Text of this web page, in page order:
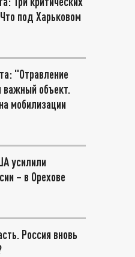
под Харьковом
"Отравление
объект.
мобилизации
усилили
– в Орехове
Россия вновь